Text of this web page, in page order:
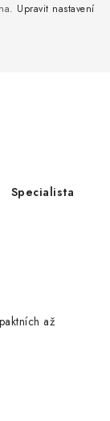
Upravit nastavení
Specialista
až